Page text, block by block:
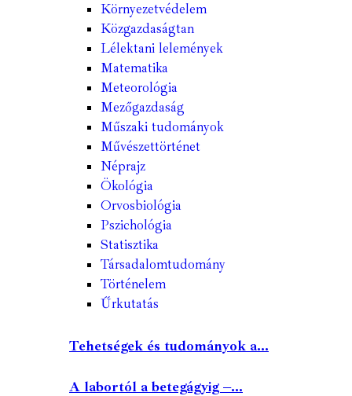
Környezetvédelem
Közgazdaságtan
Lélektani lelemények
Matematika
Meteorológia
Mezőgazdaság
Műszaki tudományok
Művészettörténet
Néprajz
Ökológia
Orvosbiológia
Pszichológia
Statisztika
Társadalomtudomány
Történelem
Űrkutatás
Tehetségek és tudományok a...
A labortól a betegágyig –...